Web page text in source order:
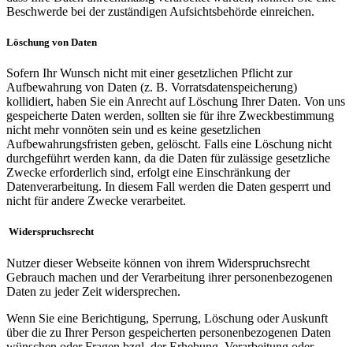
Beschwerde bei der zuständigen Aufsichtsbehörde einreichen.
Löschung von Daten
Sofern Ihr Wunsch nicht mit einer gesetzlichen Pflicht zur
Aufbewahrung von Daten (z. B. Vorratsdatenspeicherung)
kollidiert, haben Sie ein Anrecht auf Löschung Ihrer Daten. Von uns
gespeicherte Daten werden, sollten sie für ihre Zweckbestimmung
nicht mehr vonnöten sein und es keine gesetzlichen
Aufbewahrungsfristen geben, gelöscht. Falls eine Löschung nicht
durchgeführt werden kann, da die Daten für zulässige gesetzliche
Zwecke erforderlich sind, erfolgt eine Einschränkung der
Datenverarbeitung. In diesem Fall werden die Daten gesperrt und
nicht für andere Zwecke verarbeitet.
Widerspruchsrecht
Nutzer dieser Webseite können von ihrem Widerspruchsrecht
Gebrauch machen und der Verarbeitung ihrer personenbezogenen
Daten zu jeder Zeit widersprechen.
Wenn Sie eine Berichtigung, Sperrung, Löschung oder Auskunft
über die zu Ihrer Person gespeicherten personenbezogenen Daten